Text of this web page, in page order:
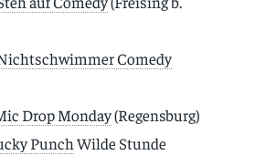
Comedy
Drop Monday(Regensburg)
PunchWilde Stunde